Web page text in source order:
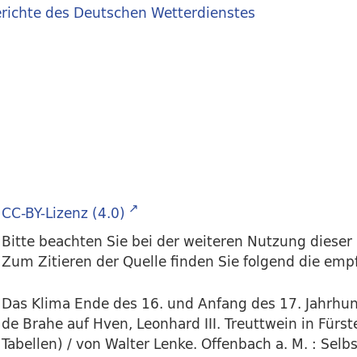
des Deutschen Wetterdienstes
CC-BY-Lizenz (4.0)
Bitte beachten Sie bei der weiteren Nutzung
Zum Zitieren der Quelle finden Sie folgend die
Das Klima Ende des 16. und Anfang des 17.
de Brahe auf Hven, Leonhard III. Treuttwein in
Tabellen) / von Walter Lenke. Offenbach a. M. :